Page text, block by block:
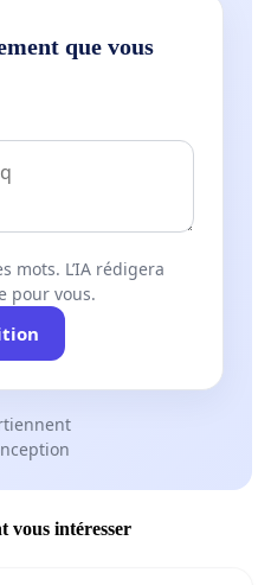
que vous
mots. L’IA rédigera
pour vous.
vous intéresser